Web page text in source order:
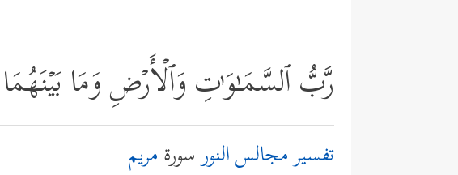
رَّبُّ ٱلسَّمَـٰوَ ٰ⁠تِ وَٱلۡأَرۡضِ وَمَا
تفسير مجالس النورسورةمريم